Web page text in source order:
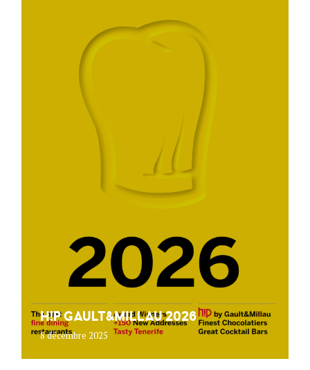
H!P GAULT&MILLAU 2026
8 décembre 2025